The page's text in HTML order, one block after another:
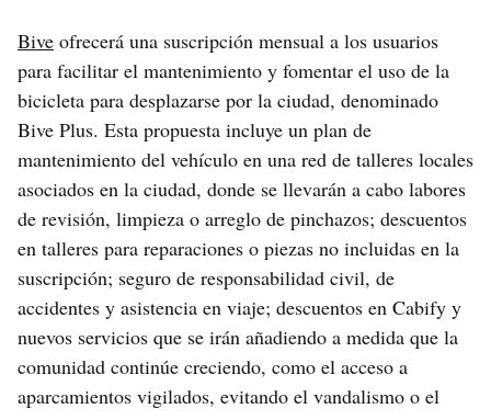
Bive ofrecerá una suscripción mensual a los usuarios
para facilitar el mantenimiento y fomentar el uso de la
bicicleta para desplazarse por la ciudad, denominado
Bive Plus. Esta propuesta incluye un plan de
mantenimiento del vehículo en una red de talleres locales
asociados en la ciudad, donde se llevarán a cabo labores
de revisión, limpieza o arreglo de pinchazos; descuentos
en talleres para reparaciones o piezas no incluidas en la
suscripción; seguro de responsabilidad civil, de
accidentes y asistencia en viaje; descuentos en Cabify y
nuevos servicios que se irán añadiendo a medida que la
comunidad continúe creciendo, como el acceso a
aparcamientos vigilados, evitando el vandalismo o el